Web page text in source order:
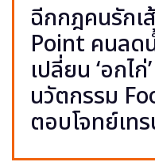
ฉีกกฎคนรักเ
Point คนลดน้
เปลี่ยน ‘อกไก่
นวัตกรรม
ตอบโจทย์เท